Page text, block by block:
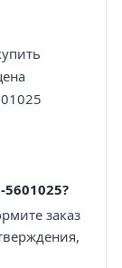
заказ